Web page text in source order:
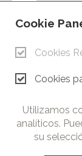
AVISO LEGAL
CONTACTO
Cámara de
derechos
de los
Cookie
Cookies
Cookies
Utilizamos
analíticos.
su